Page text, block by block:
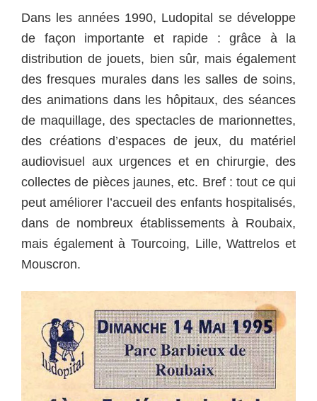
Dans les années 1990, Ludopital se développe
de façon importante et rapide : grâce à la
distribution de jouets, bien sûr, mais également
des fresques murales dans les salles de soins,
des animations dans les hôpitaux, des séances
de maquillage, des spectacles de marionnettes,
des créations d’espaces de jeux, du matériel
audiovisuel aux urgences et en chirurgie, des
collectes de pièces jaunes, etc. Bref : tout ce qui
peut améliorer l’accueil des enfants hospitalisés,
dans de nombreux établissements à Roubaix,
mais également à Tourcoing, Lille, Wattrelos et
Mouscron.